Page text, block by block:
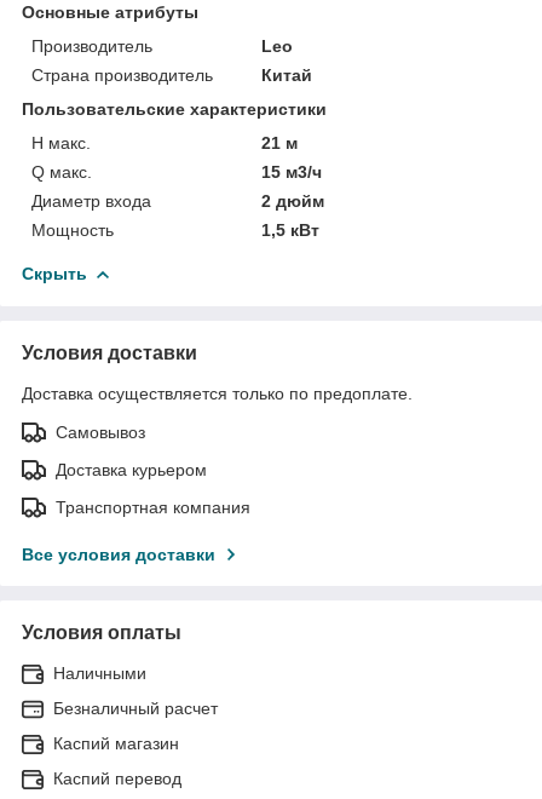
Основные атрибуты
Производитель
Leo
Страна производитель
Китай
Пользовательские характеристики
H макс.
21 м
Q макс.
15 м3/ч
Диаметр входа
2 дюйм
Мощность
1,5 кВт
Скрыть
Условия доставки
Доставка осуществляется только по предоплате.
Самовывоз
Доставка курьером
Транспортная компания
Все условия доставки
Условия оплаты
Наличными
Безналичный расчет
Каспий магазин
Каспий перевод